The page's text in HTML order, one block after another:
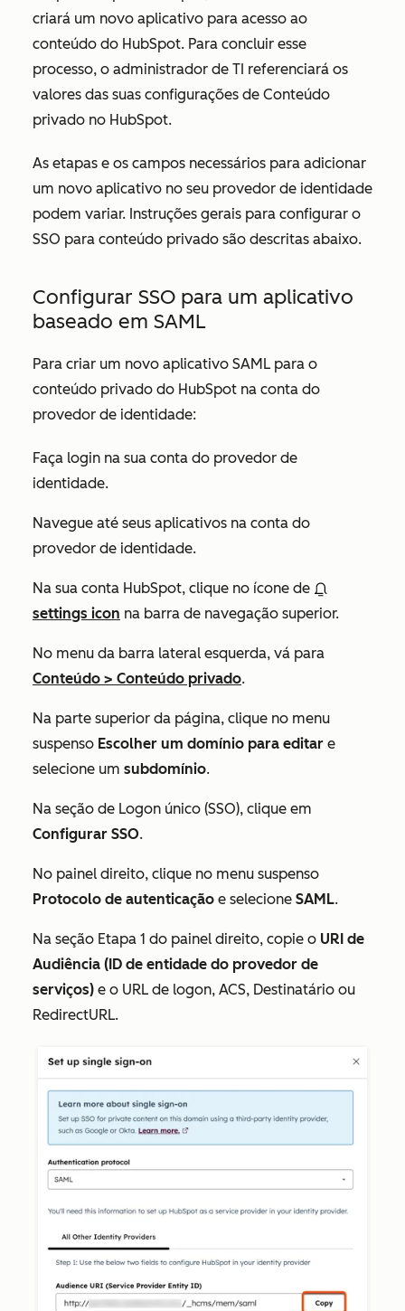
criará um novo aplicativo para acesso ao
conteúdo do HubSpot. Para concluir esse
processo, o administrador de TI referenciará os
valores das suas configurações de Conteúdo
privado no HubSpot.
As etapas e os campos necessários para adicionar
um novo aplicativo no seu provedor de identidade
podem variar. Instruções gerais para configurar o
SSO para conteúdo privado são descritas abaixo.
Configurar SSO para um aplicativo
baseado em SAML
Para criar um novo aplicativo SAML para o
conteúdo privado do HubSpot na conta do
provedor de identidade:
Faça login na sua conta do provedor de
identidade.
Navegue até seus aplicativos na conta do
provedor de identidade.
Na sua conta HubSpot, clique no ícone de
settings icon na barra de navegação superior.
No menu da barra lateral esquerda, vá para
Conteúdo > Conteúdo privado.
Na parte superior da página, clique no menu
suspenso Escolher um domínio para editar e
selecione um subdomínio.
Na seção de Logon único (SSO), clique em
Configurar SSO.
No painel direito, clique no menu suspenso
Protocolo de autenticação e selecione SAML.
Na seção Etapa 1 do painel direito, copie o URI de
Audiência (ID de entidade do provedor de
serviços) e o URL de logon, ACS, Destinatário ou
RedirectURL.